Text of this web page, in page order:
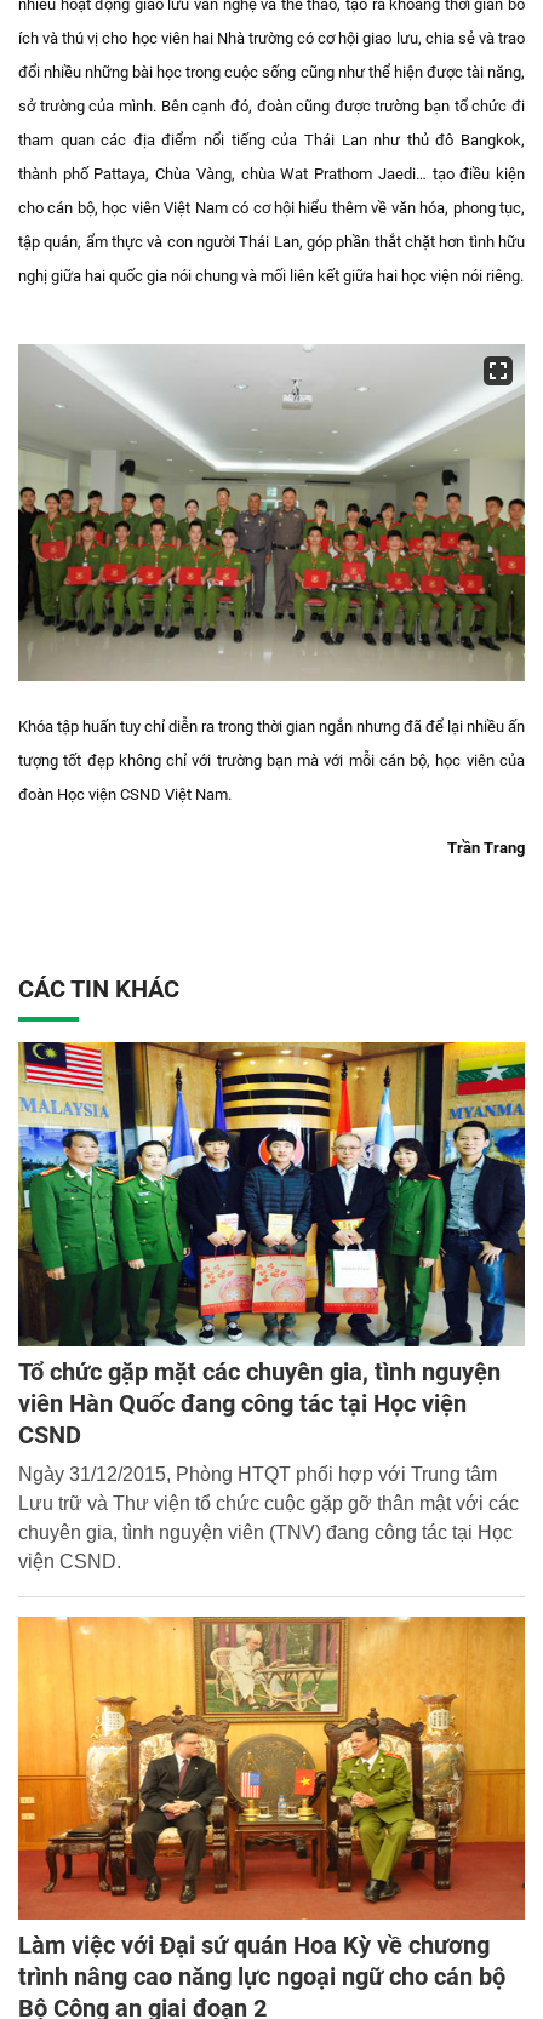
nhiều hoạt động giao lưu văn nghệ và thể thao, tạo ra khoảng thời gian bổ
ích và thú vị cho học viên hai Nhà trường có cơ hội giao lưu, chia sẻ và trao
đổi nhiều những bài học trong cuộc sống cũng như thể hiện được tài năng,
sở trường của mình. Bên cạnh đó, đoàn cũng được trường bạn tổ chức đi
tham quan các địa điểm nổi tiếng của Thái Lan như thủ đô Bangkok,
thành phố Pattaya, Chùa Vàng, chùa Wat Prathom Jaedi… tạo điều kiện
cho cán bộ, học viên Việt Nam có cơ hội hiểu thêm về văn hóa, phong tục,
tập quán, ẩm thực và con người Thái Lan, góp phần thắt chặt hơn tình hữu
nghị giữa hai quốc gia nói chung và mối liên kết giữa hai học viện nói riêng.
Khóa tập huấn tuy chỉ diễn ra trong thời gian ngắn nhưng đã để lại nhiều ấn
tượng tốt đẹp không chỉ với trường bạn mà với mỗi cán bộ, học viên của
đoàn Học viện CSND Việt Nam.
Trần Trang
CÁC TIN KHÁC
Tổ chức gặp mặt các chuyên gia, tình nguyện
viên Hàn Quốc đang công tác tại Học viện
CSND
Ngày 31/12/2015, Phòng HTQT phối hợp với Trung tâm
Lưu trữ và Thư viện tổ chức cuộc gặp gỡ thân mật với các
chuyên gia, tình nguyện viên (TNV) đang công tác tại Học
viện CSND.
Làm việc với Đại sứ quán Hoa Kỳ về chương
trình nâng cao năng lực ngoại ngữ cho cán bộ
Bộ Công an giai đoạn 2